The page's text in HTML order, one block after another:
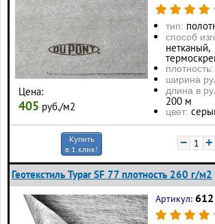
Цена:
405 руб./м2
тип:
способ
нетканый,
плотность:
ширина
длина в
200 м
цвет:
Купить
в 1 клик!
− +
Геотекстиль Typar SF 77 плотность 260 г/м2
Артикул: 612